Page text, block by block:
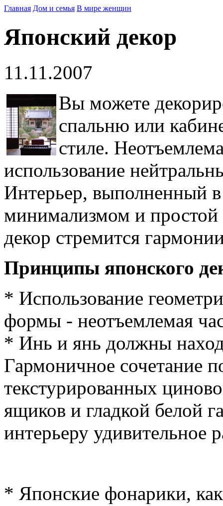
Главная Дом и семья В мире женщин
Японский декор
11.11.2007
Вы можете
спальню или
стиле.
использование
Интерьер, выполненный в
минимализмом и
декор стремится
Принципы японского
* Использование
формы - неотъемлемая
* Инь и янь должны
Гармоничное сочетание
текстурированных
ящиков и гладкой белой
интерьеру удивительное
* Японские фонарики,